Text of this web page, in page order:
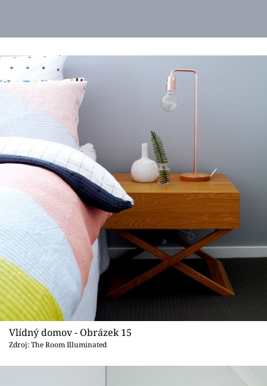
Vlídný domov - Obrázek 15
Zdroj: The Room Illuminated